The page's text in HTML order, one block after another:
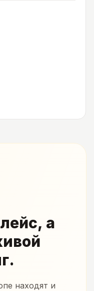
а
находят и